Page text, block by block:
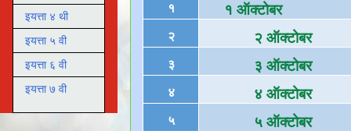
१
१ ऑक्टोबर
२ २ ऑक्टोबर
३ ३ ऑक्टोबर
४ ४ ऑक्टोबर
५ ५ ऑक्टोबर
इयत्ता ४ थी
इयत्ता ५ वी
इयत्ता ६ वी
इयत्ता ७ वी